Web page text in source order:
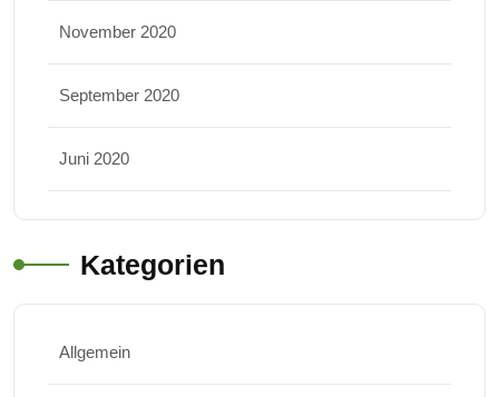
November 2020
September 2020
Juni 2020
Kategorien
Allgemein